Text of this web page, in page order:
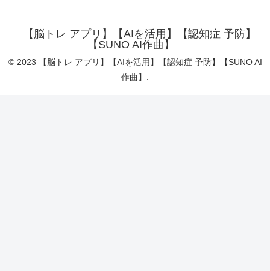
【脳トレ アプリ】【AIを活用】【認知症 予防】
【SUNO AI作曲】
© 2023 【脳トレ アプリ】【AIを活用】【認知症 予防】【SUNO AI
作曲】.